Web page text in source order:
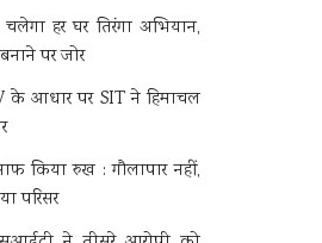
हर घर तिरंगा अभियान,
पर जोर
के आधार पर SIT ने हिमाचल
किया रुख : गौलापार नहीं,
परिसर